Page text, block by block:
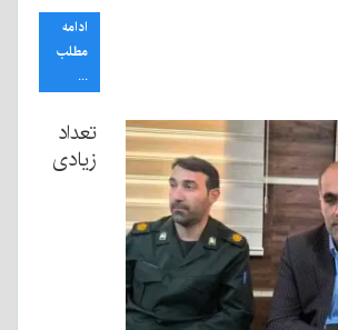
ادامه
مطلب
...
تعداد
زیادی